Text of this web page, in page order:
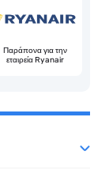
Παράπονα για την
εταιρεία Ryanair